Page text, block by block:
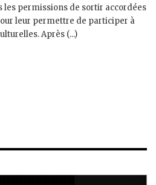
les permissions de sortir accordées
leur permettre de participer à
Après (...)